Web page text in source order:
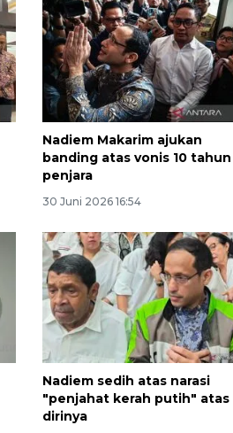
Nadiem Makarim ajukan
banding atas vonis 10 tahun
penjara
30 Juni 2026 16:54
Nadiem sedih atas narasi
"penjahat kerah putih" atas
dirinya